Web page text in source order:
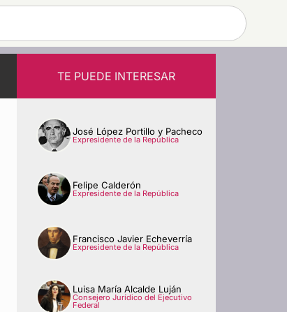
TE PUEDE INTERESAR
José López Portillo y Pacheco
Expresidente de la República
Felipe Calderón
Expresidente de la República
Francisco Javier Echeverría
Expresidente de la República
Luisa María Alcalde Luján
Consejero Jurídico del Ejecutivo
Federal